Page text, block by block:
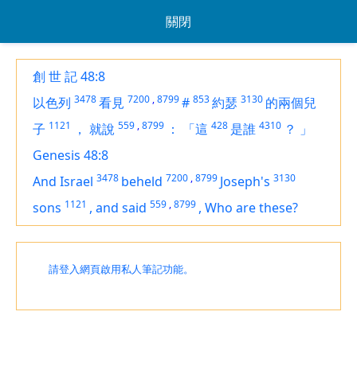
關閉
創 世 記 48:8
以色列 3478看見 7200 ,8799# 853約瑟 3130 的兩個兒
子 1121 ， 就說 559 ,8799 ： 「這 428 是誰 4310 ？ 」
Genesis 48:8
And Israel 3478 beheld 7200 ,8799 Joseph's 3130
sons 1121 , and said 559 ,8799 , Who arethese?
請登入網頁啟用私人筆記功能。